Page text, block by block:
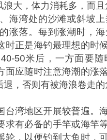
大，体力消耗多，而
海湾处的沙滩或斜坡
涨落。每到涨潮时，
时正是海钓最理想的时
50米后，一方面要
面应随时注意海潮的涨
，否则有被海浪卷走
台湾地区开展较普遍。
求有必备的手竿或海竿
轮，以便钓到大鱼时，